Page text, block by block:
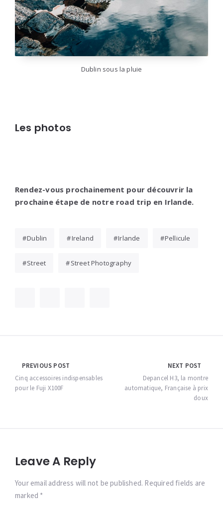
Dublin sous la pluie
Les photos
Rendez-vous prochainement pour découvrir la
prochaine étape de notre road trip en Irlande.
Dublin Ireland Irlande Pellicule
Street Street Photography
Navigation
de
l’article
PREVIOUS POST
Cinq accessoires indispensables
pour le Fuji X100F
NEXT POST
Depancel H3, la montre
automatique, Française à prix
doux
Leave A Reply
Your email address will not be published. Required fields are
marked *